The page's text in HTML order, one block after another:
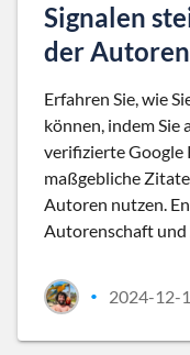
Signalen
der
Erfahren Sie, wie
können, indem Sie
verifizierte Google
maßgebliche
Autoren nutzen.
Autorenschaft
• 2024-12-